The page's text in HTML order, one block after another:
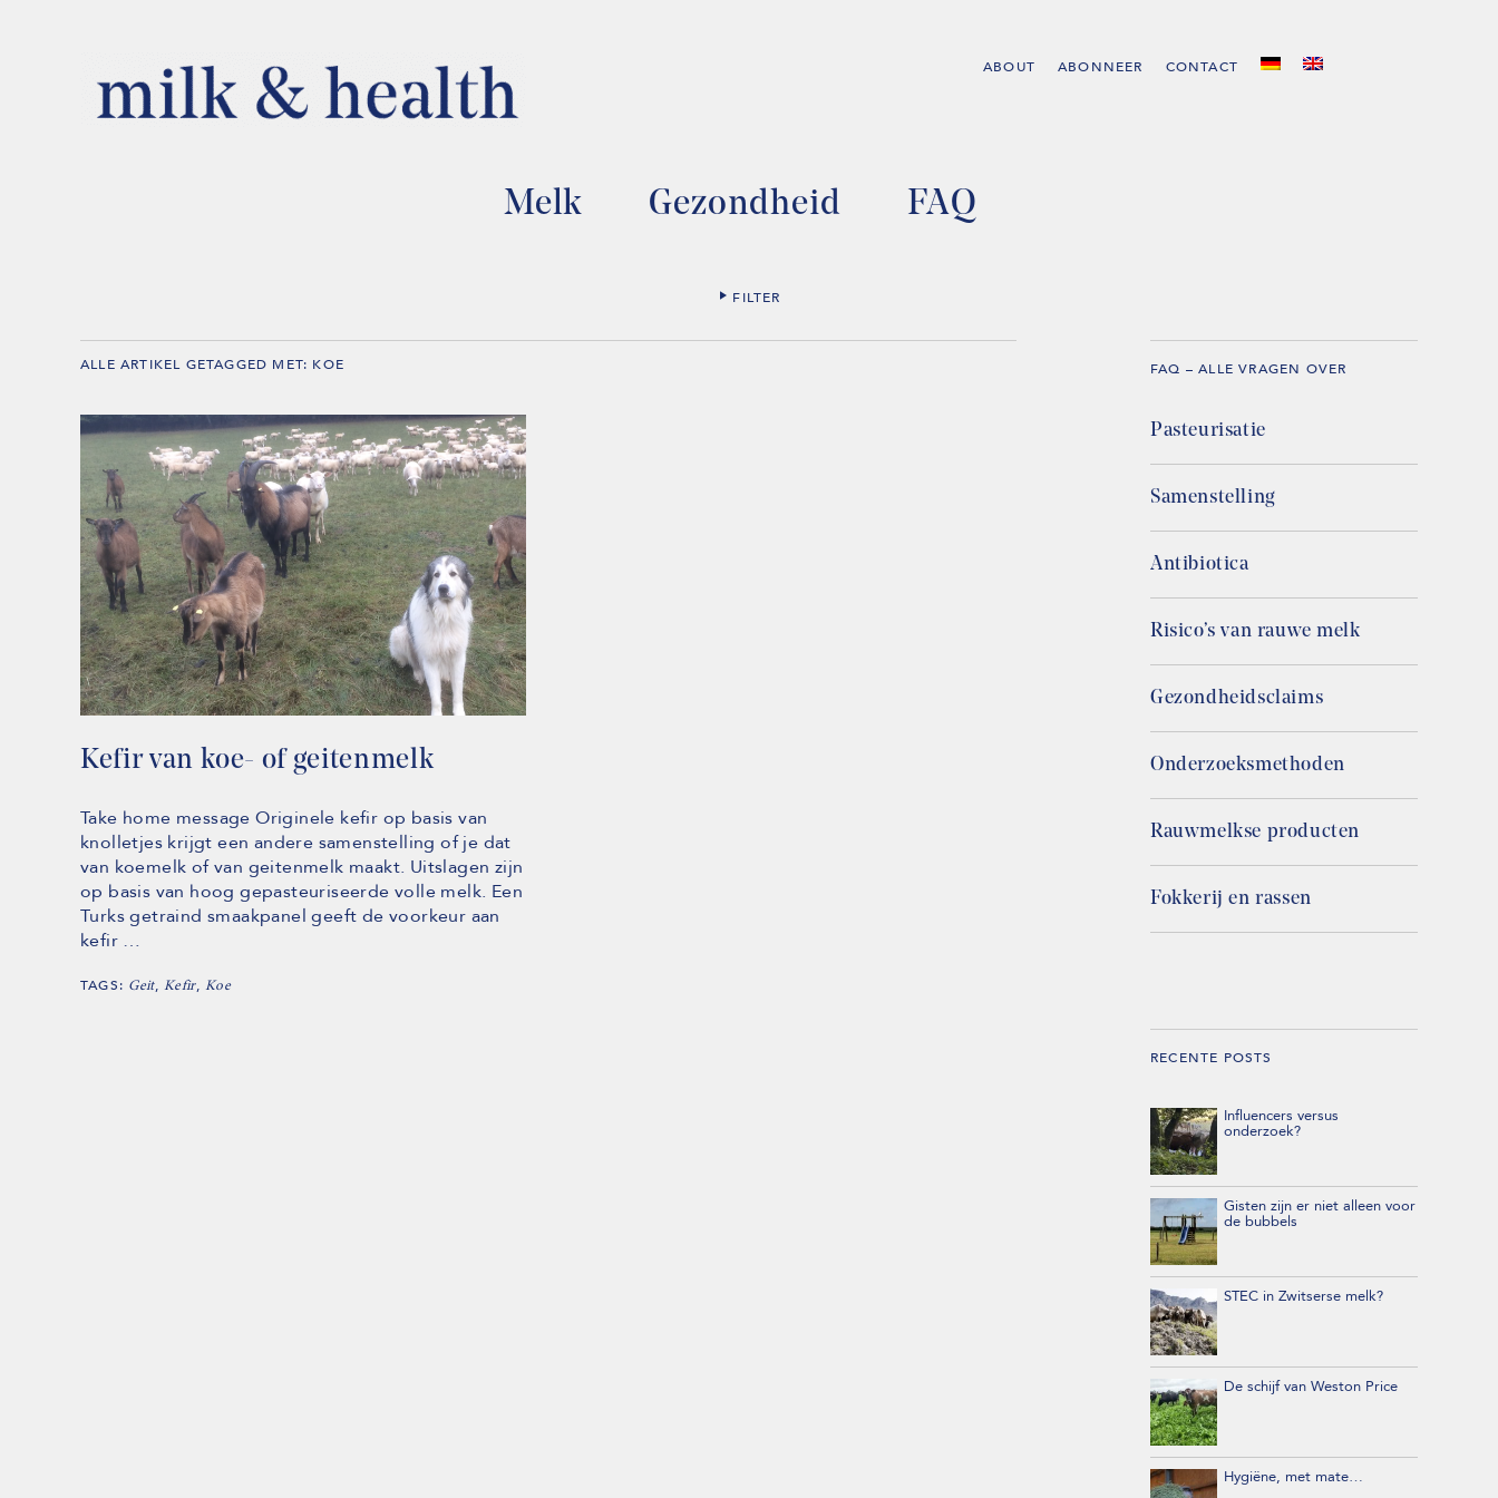
ABOUT ABONNEER CONTACT
Melk Gezondheid FAQ
FILTER
ALLE ARTIKEL GETAGGED MET: KOE
Kefir van koe- of geitenmelk
Take home message Originele kefir op basis van
knolletjes krijgt een andere samenstelling of je dat
van koemelk of van geitenmelk maakt. Uitslagen zijn
op basis van hoog gepasteuriseerde volle melk. Een
Turks getraind smaakpanel geeft de voorkeur aan
kefir …
TAGS: Geit, Kefir, Koe
FAQ – ALLE VRAGEN OVER
Pasteurisatie
Samenstelling
Antibiotica
Risico’s van rauwe melk
Gezondheidsclaims
Onderzoeksmethoden
Rauwmelkse producten
Fokkerij en rassen
RECENTE POSTS
Influencers versus
onderzoek?
Gisten zijn er niet alleen voor
de bubbels
STEC in Zwitserse melk?
De schijf van Weston Price
Hygiëne, met mate…